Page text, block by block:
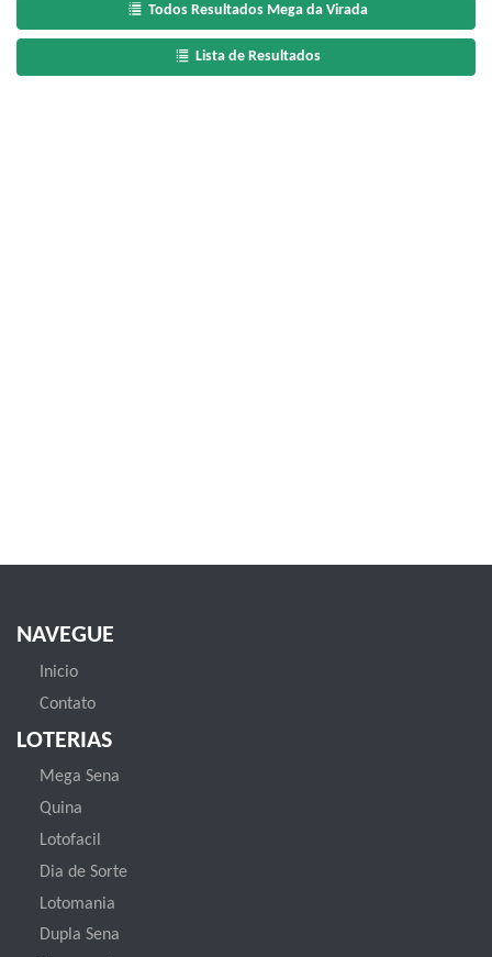
Todos Resultados Mega da Virada
Lista de Resultados
NAVEGUE
Inicio
Contato
LOTERIAS
Mega Sena
Quina
Lotofacil
Dia de Sorte
Lotomania
Dupla Sena